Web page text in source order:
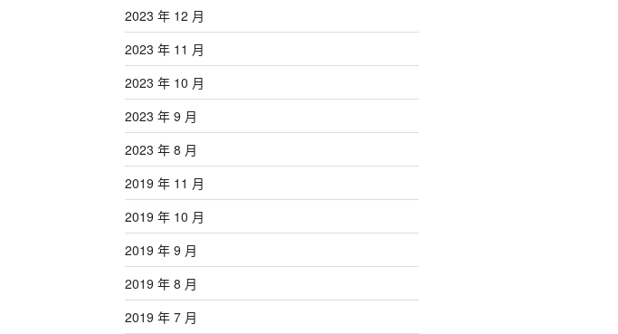
2023 年 12 月
2023 年 11 月
2023 年 10 月
2023 年 9 月
2023 年 8 月
2019 年 11 月
2019 年 10 月
2019 年 9 月
2019 年 8 月
2019 年 7 月